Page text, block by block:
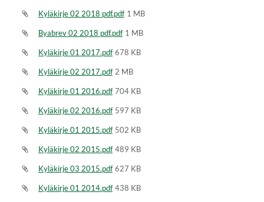
Kyläkirje 02 2018 pdf.pdf 1 MB
Byabrev 02 2018 pdf.pdf 1 MB
Kyläkirje 01 2017.pdf 678 KB
Kyläkirje 02 2017.pdf 2 MB
Kyläkirje 01 2016.pdf 704 KB
Kyläkirje 02 2016.pdf 597 KB
Kyläkirje 01 2015.pdf 502 KB
Kyläkirje 02 2015.pdf 489 KB
Kyläkirje 03 2015.pdf 627 KB
Kyläkirje 01 2014.pdf 438 KB